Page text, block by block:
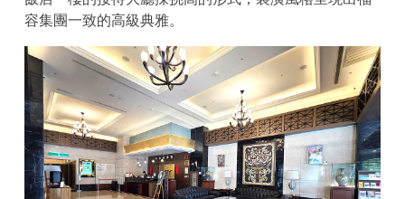
容集團一致的高級典雅。